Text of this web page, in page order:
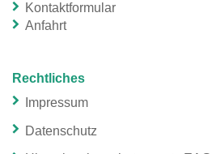
Kontaktformular
Anfahrt
Rechtliches
Impressum
Datenschutz